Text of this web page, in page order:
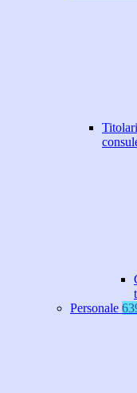
Personale